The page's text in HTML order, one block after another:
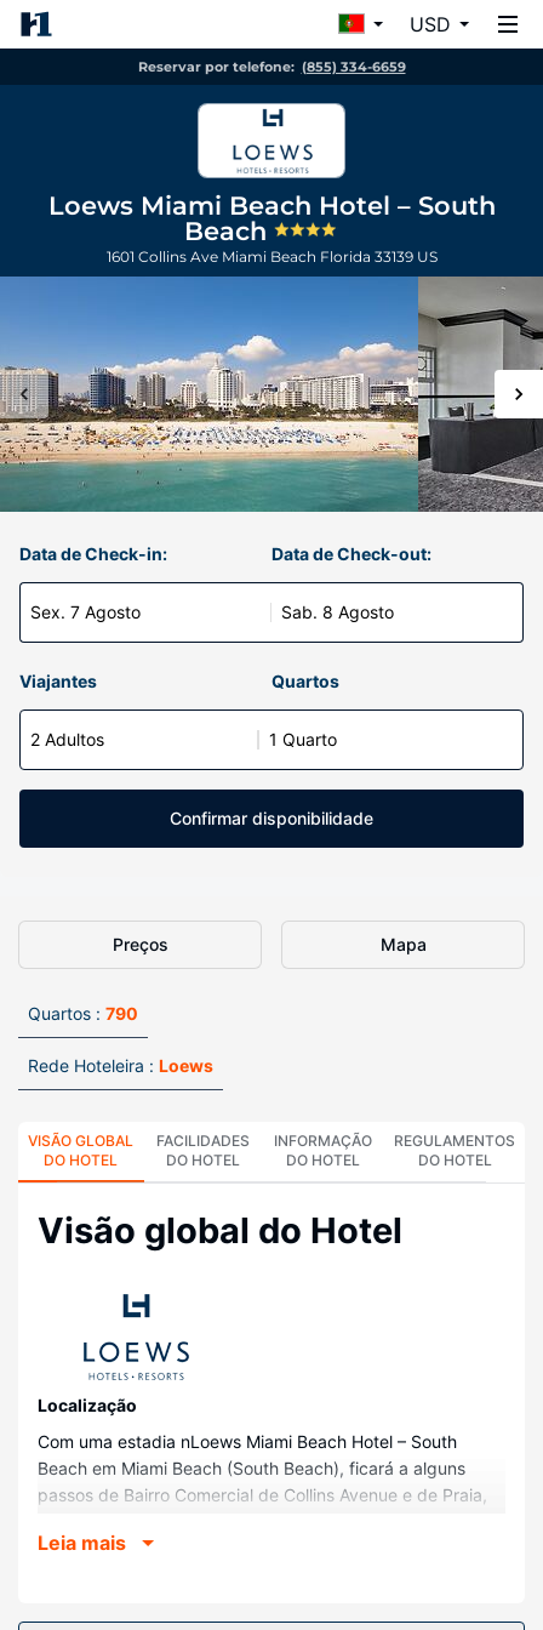
USD
Reservar por telefone: (855) 334-6659
Loews Miami Beach Hotel – South
Beach
1601 Collins Ave Miami Beach Florida 33139 US
Data de Check-in:
Sex. 7 Agosto
Data de Check-out:
Sab. 8 Agosto
Viajantes Quartos
2 Adultos 1 Quarto
Confirmar disponibilidade
Preços Mapa
Quartos : 790
Rede Hoteleira : Loews
VISÃO GLOBAL
DO HOTEL
FACILIDADES
DO HOTEL
INFORMAÇÃO
DO HOTEL
REGULAMENTOS
DO HOTEL
Visão global do Hotel
Localização
Com uma estadia nLoews Miami Beach Hotel – South
Beach em Miami Beach (South Beach), ficará a alguns
passos de Bairro Comercial de Collins Avenue e de Praia,
Ocean Drive e a 1 km (0,6 mi) de Centro de Congressos
Leia mais